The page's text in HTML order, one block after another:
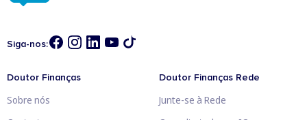
Siga-nos:
Doutor Finanças
Sobre nós
Doutor Finanças Rede
Junte-se à Rede